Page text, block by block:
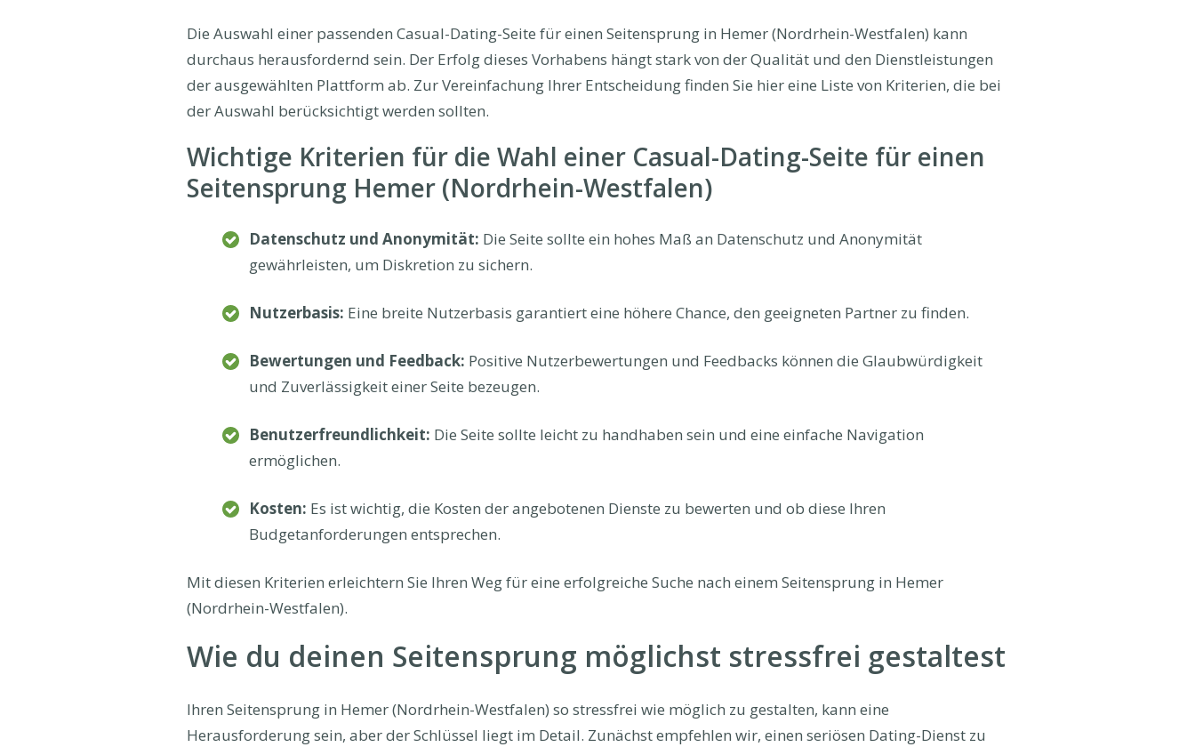
Die Auswahl einer passenden Casual-Dating-Seite für einen Seitensprung in Hemer (Nordrhein-Westfalen) kann
durchaus herausfordernd sein. Der Erfolg dieses Vorhabens hängt stark von der Qualität und den Dienstleistungen
der ausgewählten Plattform ab. Zur Vereinfachung Ihrer Entscheidung finden Sie hier eine Liste von Kriterien, die bei
der Auswahl berücksichtigt werden sollten.
Wichtige Kriterien für die Wahl einer Casual-Dating-Seite für einen
Seitensprung Hemer (Nordrhein-Westfalen)
Datenschutz und Anonymität: Die Seite sollte ein hohes Maß an Datenschutz und Anonymität
gewährleisten, um Diskretion zu sichern.
Nutzerbasis: Eine breite Nutzerbasis garantiert eine höhere Chance, den geeigneten Partner zu finden.
Bewertungen und Feedback: Positive Nutzerbewertungen und Feedbacks können die Glaubwürdigkeit
und Zuverlässigkeit einer Seite bezeugen.
Benutzerfreundlichkeit: Die Seite sollte leicht zu handhaben sein und eine einfache Navigation
ermöglichen.
Kosten: Es ist wichtig, die Kosten der angebotenen Dienste zu bewerten und ob diese Ihren
Budgetanforderungen entsprechen.
Mit diesen Kriterien erleichtern Sie Ihren Weg für eine erfolgreiche Suche nach einem Seitensprung in Hemer
(Nordrhein-Westfalen).
Wie du deinen Seitensprung möglichst stressfrei gestaltest
Ihren Seitensprung in Hemer (Nordrhein-Westfalen) so stressfrei wie möglich zu gestalten, kann eine
Herausforderung sein, aber der Schlüssel liegt im Detail. Zunächst empfehlen wir, einen seriösen Dating-Dienst zu